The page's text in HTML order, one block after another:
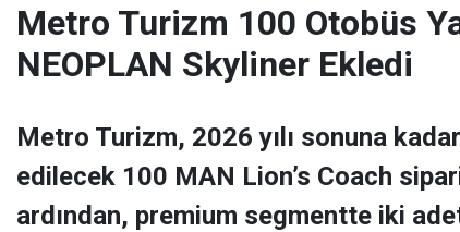
Metro Turizm 100 Otobüs
NEOPLAN Skyliner Ekledi
Metro Turizm, 2026 yılı sonuna
edilecek 100 MAN Lion’s Coach
ardından, premium segmentte iki